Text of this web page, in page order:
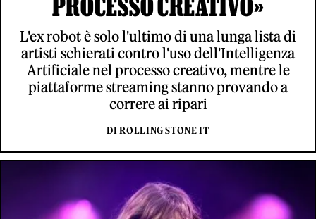
PROCESSO CREATIVO»
L'ex robot è solo l'ultimo di una lunga lista di
artisti schierati contro l'uso dell'Intelligenza
Artificiale nel processo creativo, mentre le
piattaforme streaming stanno provando a
correre ai ripari
DI ROLLING STONE IT